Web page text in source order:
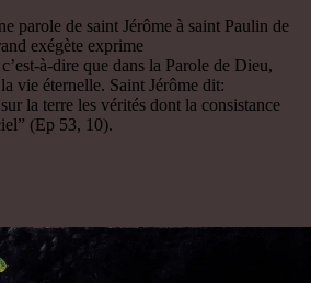
parole de saint Jérôme à saint Paulin de
exégète exprime
à-dire que dans la Parole de Dieu,
vie éternelle. Saint Jérôme dit:
la terre les vérités dont la consistance
(Ep 53, 10).